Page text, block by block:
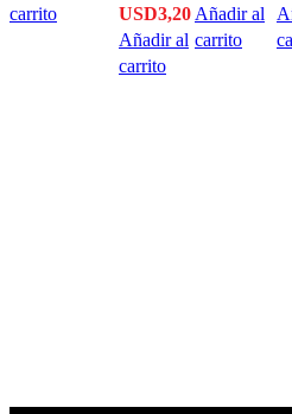
carrito
USD3,20
Añadir al
carrito
Añadir al
carrito